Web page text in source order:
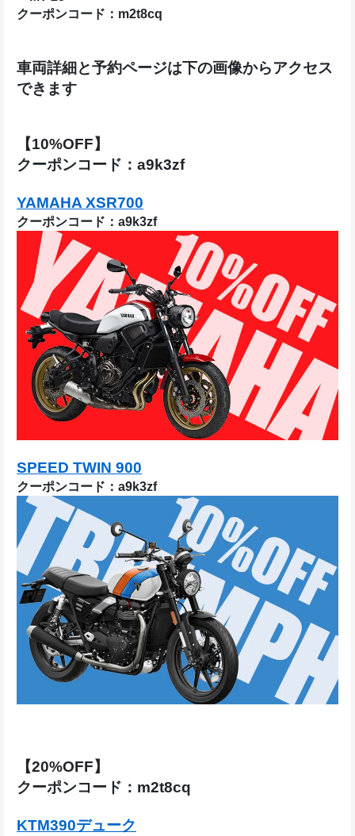
クーポンコード：m2t8cq
車両詳細と予約ページは下の画像からアクセス
できます
【10%OFF】
クーポンコード：a9k3zf
YAMAHA XSR700
クーポンコード：a9k3zf
SPEED TWIN 900
クーポンコード：a9k3zf
【20%OFF】
クーポンコード：m2t8cq
KTM390デューク